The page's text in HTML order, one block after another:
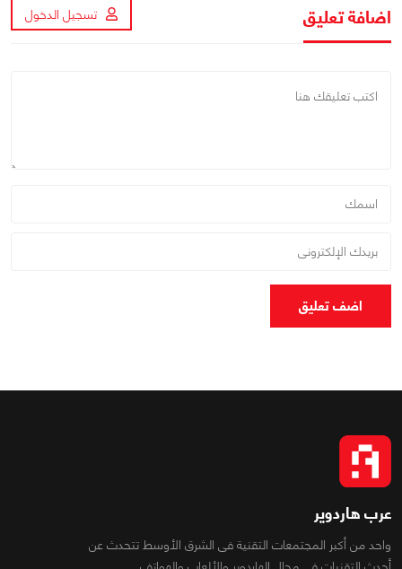
اضافة تعليق تسجيل الدخول
اضف تعليق
عرب هاردوير
واحد من أكبر المجتمعات التقنية فى الشرق الأوسط تتحدث عن